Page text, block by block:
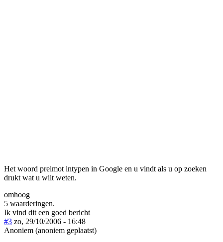
Het woord preimot intypen in Google en u vindt als u op zoeken
drukt wat u wilt weten.
omhoog
5 waarderingen.
Ik vind dit een goed bericht
#3 zo, 29/10/2006 - 16:48
Anoniem (anoniem geplaatst)